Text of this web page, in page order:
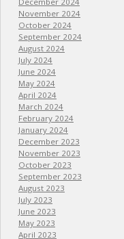
November 2024
October 2024
September 2024
August 2024
July 2024
June 2024
May 2024
April 2024
March 2024
February 2024
January 2024
December 2023
November 2023
October 2023
September 2023
August 2023
July 2023
June 2023
May 2023
April 2023